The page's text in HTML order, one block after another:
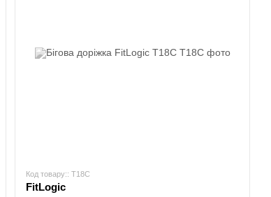
Код товару:: T18C
FitLogic